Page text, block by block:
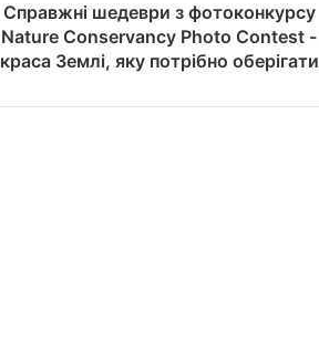
Справжні шедеври з фотоконкурсу
Nature Conservancy Photo Contest -
краса Землі, яку потрібно оберігати